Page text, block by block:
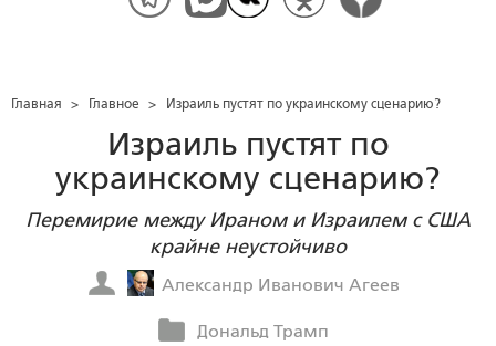
Главная > Главное > Израиль пустят по украинскому сценарию?
Израиль пустят по
украинскому сценарию?
Перемирие между Ираном и Израилем с США
крайне неустойчиво
Александр Иванович Агеев
Дональд Трамп